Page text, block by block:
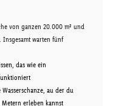
von ganzen 20.000 m² und
Insgesamt warten fünf
das wie ein
au der du
erleben kannst